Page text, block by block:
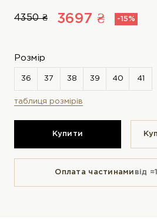
4350 ₴ 3697 ₴ -15%
Розмір
таблиця розмірів
Купити
Оплата частинами від